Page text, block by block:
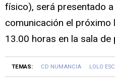
físico), será presentado
comunicación el próximo
13.00 horas en la sala
TEMAS: CD NUMANCIA LOLO